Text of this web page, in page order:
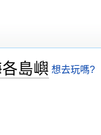
島嶼 想去玩嗎?